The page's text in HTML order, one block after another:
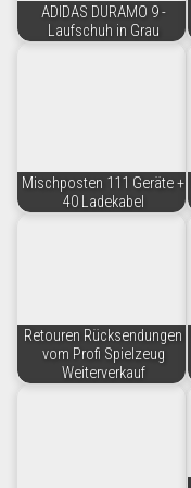
ADIDAS DURAMO 9 -
Laufschuh in Grau
Mischposten 111 Geräte +
40 Ladekabel
Retouren Rücksendungen
vom Profi Spielzeug
Weiterverkauf